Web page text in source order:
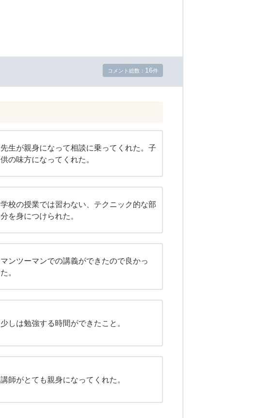
コメント総数： 16件
先生が親身になって相談に乗ってくれた。子
供の味方になってくれた。
学校の授業では習わない、テクニック的な部
分を身につけられた。
マンツーマンでの講義ができたので良かっ
た。
少しは勉強する時間ができたこと。
講師がとても親身になってくれた。